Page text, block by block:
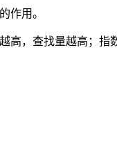
作用。
高，查找量越高；指